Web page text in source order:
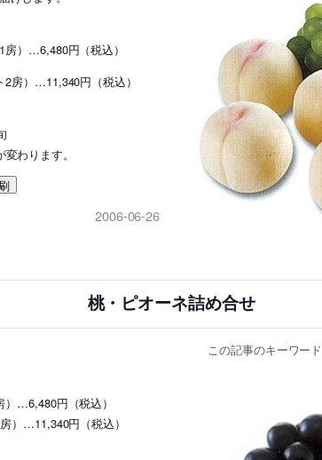
）…6,480円（税込）
2房）…11,340円（税込）
わります。
2006-06-26
桃・ピオーネ詰め合せ
この記事のキーワード
…6,480円（税込）
）…11,340円（税込）